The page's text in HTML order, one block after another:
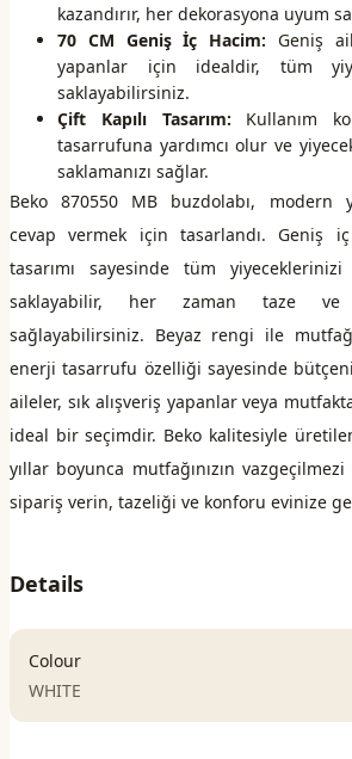
kazandırır, her dekorasyona uyum
70 CM Geniş İç Hacim: Geniş
yapanlar için idealdir, tüm
saklayabilirsiniz.
Çift Kapılı Tasarım: Kullanım
tasarrufuna yardımcı olur ve
saklamanızı sağlar.
Beko 870550 MB buzdolabı, modern
cevap vermek için tasarlandı. Geniş
tasarımı sayesinde tüm
saklayabilir, her zaman taze ve
sağlayabilirsiniz. Beyaz rengi ile
enerji tasarrufu özelliği sayesinde
aileler, sık alışveriş yapanlar veya
ideal bir seçimdir. Beko kalitesiyle
yıllar boyunca mutfağınızın
sipariş verin, tazeliği ve konforu evinize
Details
Colour
WHITE